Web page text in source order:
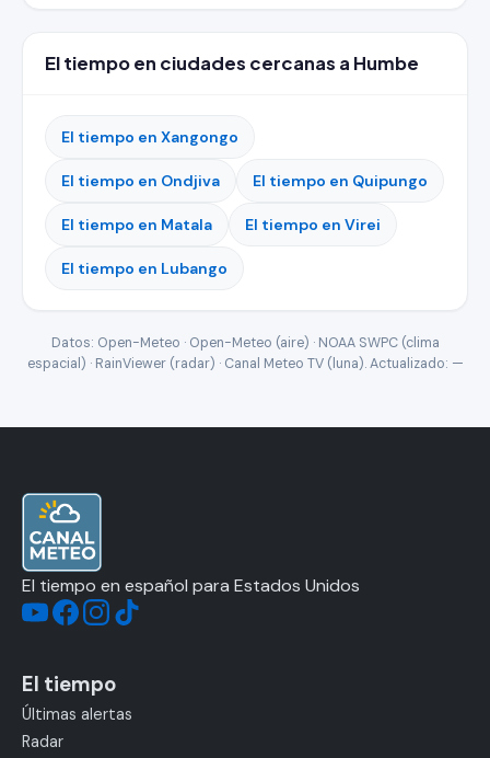
El tiempo en ciudades cercanas a Humbe
El tiempo en Xangongo
El tiempo en Ondjiva El tiempo en Quipungo
El tiempo en Matala El tiempo en Virei
El tiempo en Lubango
Datos: Open-Meteo · Open-Meteo (aire) · NOAA SWPC (clima
espacial) · RainViewer (radar) · Canal Meteo TV (luna). Actualizado: —
El tiempo en español para Estados Unidos
El tiempo
Últimas alertas
Radar